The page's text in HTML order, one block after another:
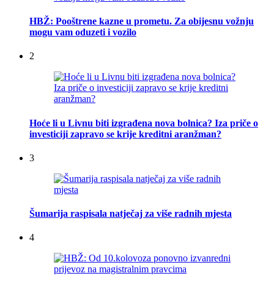
HBŽ: Pooštrene kazne u prometu. Za obijesnu vožnju
mogu vam oduzeti i vozilo
2
Hoće li u Livnu biti izgrađena nova bolnica? Iza priče o
investiciji zapravo se krije kreditni aranžman?
3
Šumarija raspisala natječaj za više radnih mjesta
4